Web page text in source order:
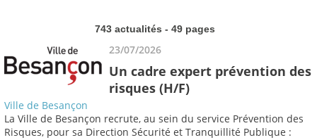
743 actualités - 49 pages
23/07/2026
Un cadre expert prévention des
risques (H/F)
Ville de Besançon
La Ville de Besançon recrute, au sein du service Prévention des
Risques, pour sa Direction Sécurité et Tranquillité Publique :